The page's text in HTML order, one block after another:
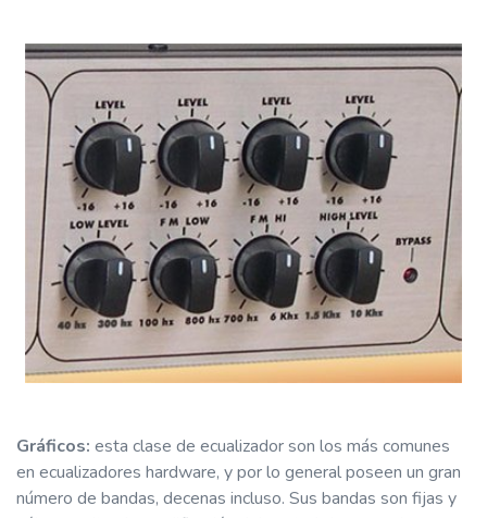
Gráficos: esta clase de ecualizador son los más comunes
en ecualizadores hardware, y por lo general poseen un gran
número de bandas, decenas incluso. Sus bandas son fijas y